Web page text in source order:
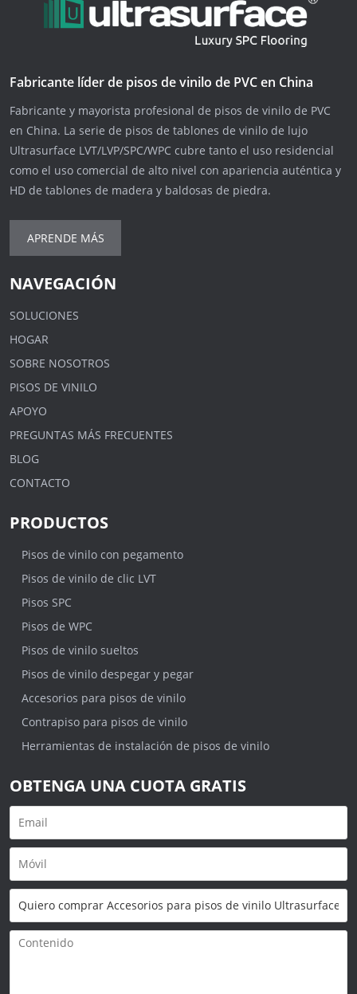
Fabricante líder de pisos de vinilo de PVC en China
Fabricante y mayorista profesional de pisos de vinilo de PVC
en China. La serie de pisos de tablones de vinilo de lujo
Ultrasurface LVT/LVP/SPC/WPC cubre tanto el uso residencial
como el uso comercial de alto nivel con apariencia auténtica y
HD de tablones de madera y baldosas de piedra.
APRENDE MÁS
NAVEGACIÓN
SOLUCIONES
HOGAR
SOBRE NOSOTROS
PISOS DE VINILO
APOYO
PREGUNTAS MÁS FRECUENTES
BLOG
CONTACTO
PRODUCTOS
Pisos de vinilo con pegamento
Pisos de vinilo de clic LVT
Pisos SPC
Pisos de WPC
Pisos de vinilo sueltos
Pisos de vinilo despegar y pegar
Accesorios para pisos de vinilo
Contrapiso para pisos de vinilo
Herramientas de instalación de pisos de vinilo
OBTENGA UNA CUOTA GRATIS